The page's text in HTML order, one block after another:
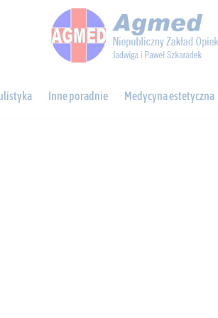
Inne poradnie Medycyna estetyczna